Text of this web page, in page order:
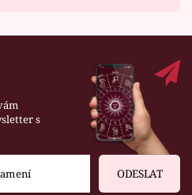
s
ODESLAT